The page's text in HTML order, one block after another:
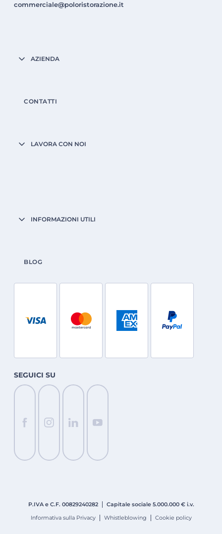
commerciale@poloristorazione.it
AZIENDA
CONTATTI
LAVORA CON NOI
INFORMAZIONI UTILI
BLOG
SEGUICI SU
P.IVA e C.F. 00829240282
Capitale sociale 5.000.000 € i.v.
Informativa sulla Privacy
Whistleblowing Cookie policy